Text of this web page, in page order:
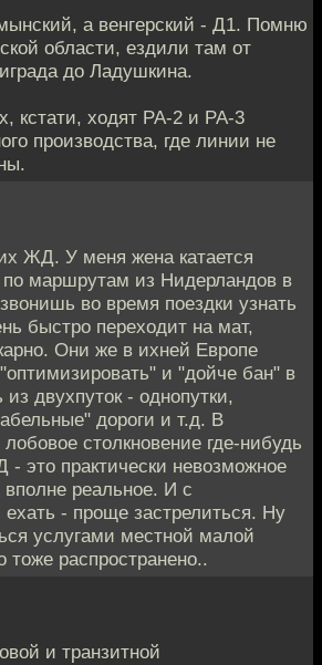
а венгерский - Д1. Помню
области, ездили там от
до Ладушкина.
кстати, ходят РА-2 и РА-3
производства, где линии не
ЖД. У меня жена катается
маршрутам из Нидерландов в
во время поездки узнать
быстро переходит на мат,
Они же в ихней Европе
и "дойче бан" в
двухпуток - однопутки,
дороги и т.д. В
столкновение где-нибудь
- это практически невозможное
реальное. И с
- проще застрелиться. Ну
услугами местной малой
тоже распространено..
и транзитной